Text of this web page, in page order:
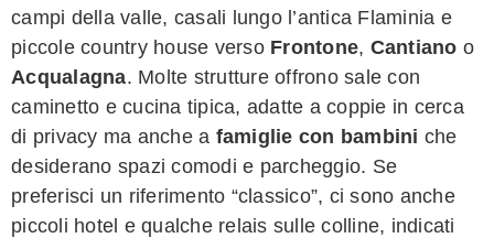
campi della valle, casali lungo l’antica Flaminia e
piccole country house verso Frontone, Cantiano o
Acqualagna. Molte strutture offrono sale con
caminetto e cucina tipica, adatte a coppie in cerca
di privacy ma anche a famiglie con bambini che
desiderano spazi comodi e parcheggio. Se
preferisci un riferimento “classico”, ci sono anche
piccoli hotel e qualche relais sulle colline, indicati